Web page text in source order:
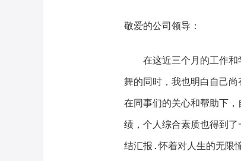
敬爱的公司领导：
在这近三个月的工作和
舞的同时，我也明白自己
在同事们的关心和帮助下
绩，个人综合素质也得到
结汇报.怀着对人生的无限